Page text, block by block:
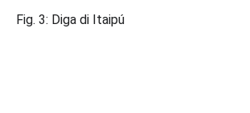
Fig. 3: Diga di Itaipú